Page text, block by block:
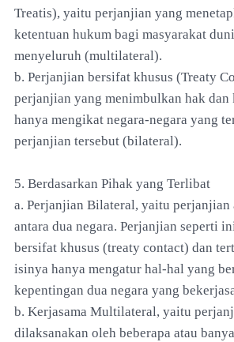
Treatis), yaitu perjanjian yang
ketentuan hukum bagi masyarakat
menyeluruh (multilateral).
b. Perjanjian bersifat khusus (Treaty
perjanjian yang menimbulkan hak dan
hanya mengikat negara-negara yang
perjanjian tersebut (bilateral).
5. Berdasarkan Pihak yang Terlibat
a. Perjanjian Bilateral, yaitu perjanjian
antara dua negara. Perjanjian seperti
bersifat khusus (treaty contact) dan
isinya hanya mengatur hal-hal yang
kepentingan dua negara yang
b. Kerjasama Multilateral, yaitu
dilaksanakan oleh beberapa atau